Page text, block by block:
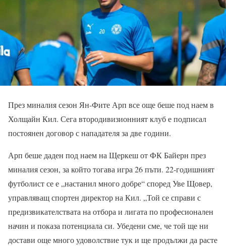
През миналия сезон Ян-Фите Арп все още беше под наем в
Холщайн Кил. Сега втородивизионният клуб е подписал
постоянен договор с нападателя за две години.
Арп беше даден под наем на Щеркеш от ФК Байерн през
миналия сезон, за който тогава игра 26 пъти. 22-годишният
футболист се е „настанил много добре“ според Уве Щовер,
управляващ спортен директор на Кил. „Той се справи с
предизвикателствата на отбора и лигата по професионален
начин и показа потенциала си. Убедени сме, че той ще ни
достави още много удоволствие тук и ще продължи да расте